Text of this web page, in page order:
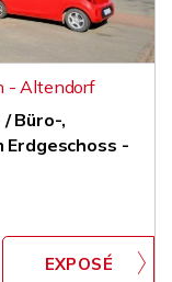
- Altendorf
Büro-,
Erdgeschoss -